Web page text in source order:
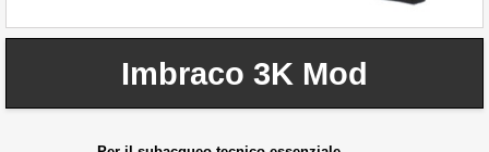
Imbraco 3K Mod